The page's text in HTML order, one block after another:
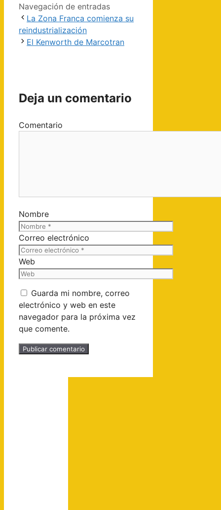
Navegación de entradas
La Zona Franca comienza su
reindustrialización
El Kenworth de Marcotran
Deja un comentario
Comentario
Nombre
Correo electrónico
Web
Guarda mi nombre, correo
electrónico y web en este
navegador para la próxima vez
que comente.